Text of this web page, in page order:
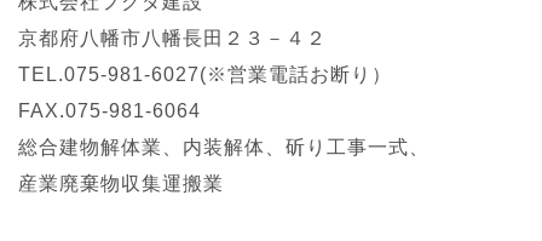
京都府八幡市八幡長田２３－４２
TEL.075-981-6027(※営業電話お断り）
FAX.075-981-6064
総合建物解体業、内装解体、斫り工事一式、
産業廃棄物収集運搬業